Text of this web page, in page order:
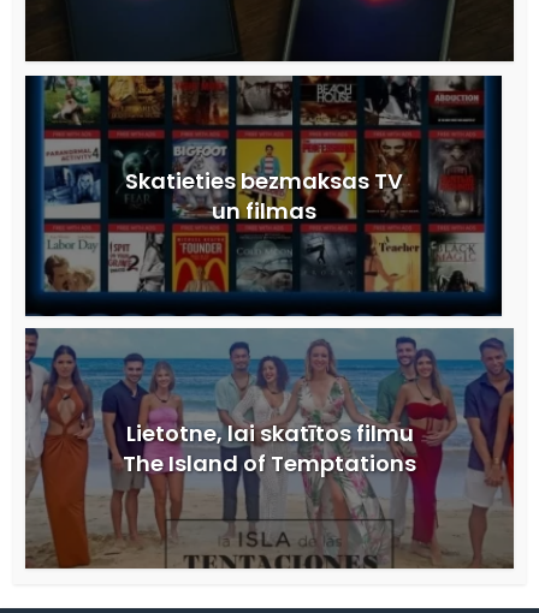
Skatieties bezmaksas TV
un filmas
Lietotne, lai skatītos filmu
The Island of Temptations